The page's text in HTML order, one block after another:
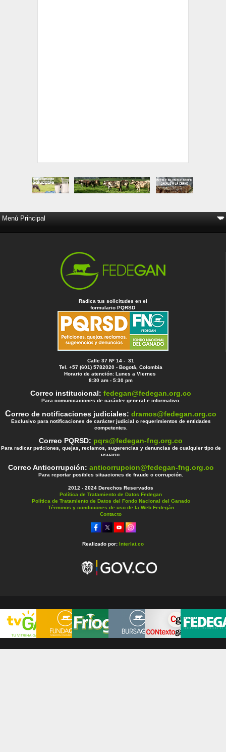
Radica tus solicitudes en el
formulario PQRSD
Calle 37 Nº 14 - 31
Tel. +57 (601) 5782020 - Bogotá, Colombia
Horario de atención: Lunes a Viernes
8:30 am - 5:30 pm
Correo institucional:fedegan@fedegan.org.co
Para comunicaciones de carácter general e informativo.
Correo de notificaciones judiciales:dramos@fedegan.org.co
Exclusivo para notificaciones de carácter judicial o requerimientos de entidades
competentes.
Correo PQRSD: pqrs@fedegan-fng.org.co
Para radicar peticiones, quejas, reclamos, sugerencias y denuncias de cualquier tipo de
usuario.
Correo Anticorrupción: anticorrupcion@fedegan-fng.org.co
Para reportar posibles situaciones de fraude o corrupción.
2012 - 2024 Derechos Reservados
Política de Tratamiento de Datos Fedegan
Política de Tratamiento de Datos del Fondo Nacional del Ganado
Términos y condiciones de uso de la Web Fedegán
Contacto
Realizado por: Interlat.co